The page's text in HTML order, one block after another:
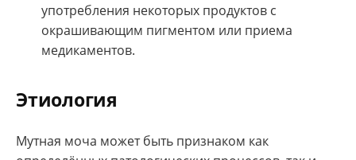
употребления некоторых продуктов с
окрашивающим пигментом или приема
медикаментов.
Этиология
Мутная моча может быть признаком как